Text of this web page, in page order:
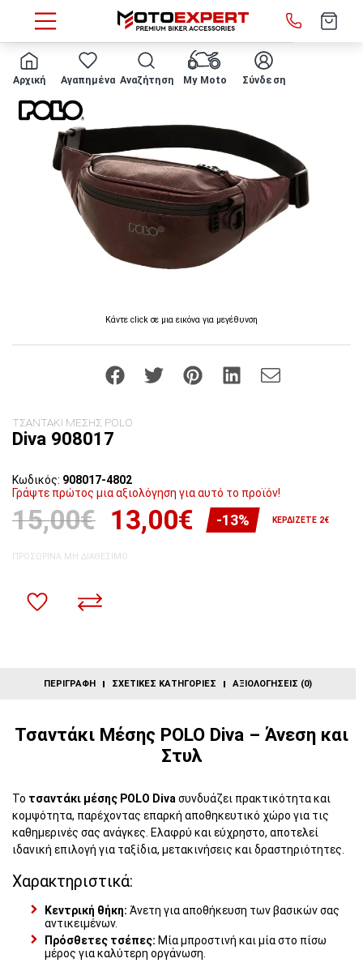
Αρχική Αγαπημένα Αναζήτηση My Moto Σύνδεση
HOME ΤΣΑΝΤΑΚΙ ΜΕΣΗΣ POLO - Diva 908017
Κάντε click σε μια εικόνα για μεγέθυνση
ΤΣΑΝΤΑΚΙ ΜΕΣΗΣ POLO
Diva 908017
Κωδικός: 908017-4802
Γράψτε πρώτος μια αξιολόγηση για αυτό το προϊόν!
15,00€ 13,00€ -13% ΚΕΡΔΊΖΕΤΕ 2€
ΠΡΟΣΩΡΙΝΆ ΜΗ ΔΙΑΘΈΣΙΜΟ
ΠΕΡΙΓΡΑΦΉ ΣΧΕΤΙΚΈΣ ΚΑΤΗΓΟΡΊΕΣ ΑΞΙΟΛΟΓΉΣΕΙΣ (0)
Τσαντάκι Μέσης POLO Diva – Άνεση και
Στυλ
Το τσαντάκι μέσης POLO Divaσυνδυάζει πρακτικότητα και
κομψότητα, παρέχοντας επαρκή αποθηκευτικό χώρο για τις
καθημερινές σας ανάγκες. Ελαφρύ και εύχρηστο, αποτελεί
ιδανική επιλογή για ταξίδια, μετακινήσεις και δραστηριότητες.
Χαρακτηριστικά:
Κεντρική θήκη: Άνετη για αποθήκευση των βασικών σας
αντικειμένων.
Πρόσθετες τσέπες: Μία μπροστινή και μία στο πίσω
μέρος για καλύτερη οργάνωση.